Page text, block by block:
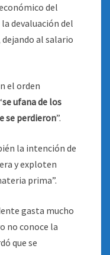
del
devaluación del
al salario
el orden
se ufana de los
se perdieron”.
la intención de
y exploten
prima”.
gasta mucho
no conoce la
que se